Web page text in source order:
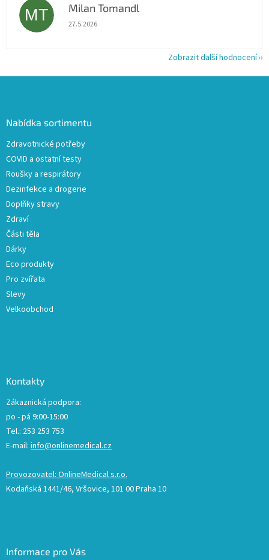
MT Milan Tomandl
Hodnocení obchodu je 5 z 5 hvězdiček.
27.5.2026
Zobrazit další hodnocení
Nabídka sortimentu
Zdravotnické potřeby
COVID a ostatní testy
Roušky a respirátory
Dezinfekce a drogerie
Doplňky stravy
Zdraví
Části těla
Dárky
Eco produkty
Pro zvířata
Slevy
Velkoobchod
Kontakty
Zákaznická podpora:
po - pá 9:00-15:00
Tel.: 253 253 753
E-mail: info@onlinemedical.cz
Provozovatel: OnlineMedical s.r.o.
Kodaňská 1441/46, Vršovice, 101 00 Praha 10
Informace pro Vás